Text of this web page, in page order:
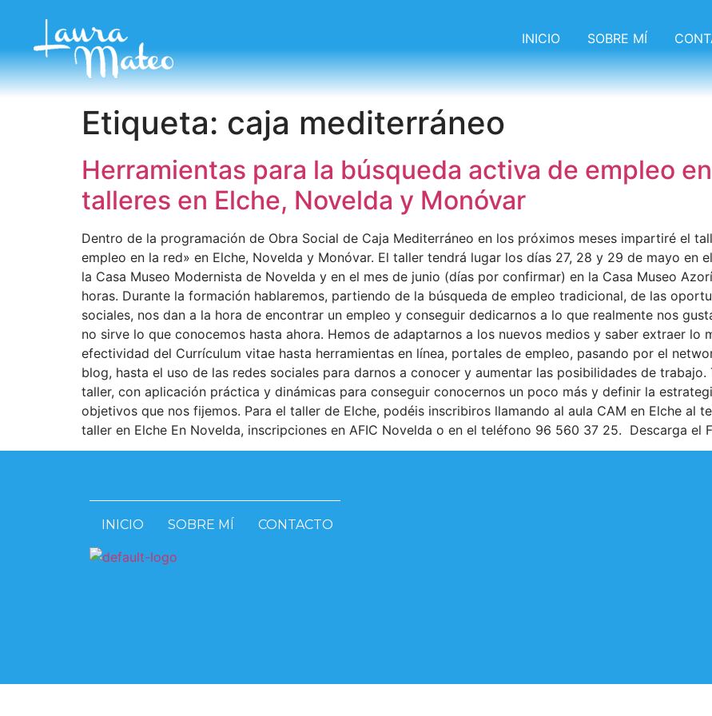
INICIO SOBRE MÍ
Etiqueta: caja mediterráneo
Herramientas para la búsqueda activa de empleo
talleres en Elche, Novelda y Monóvar
Dentro de la programación de Obra Social de Caja Mediterráneo en los próximos meses impartiré el
empleo en la red» en Elche, Novelda y Monóvar. El taller tendrá lugar los días 27, 28 y 29 de mayo en
la Casa Museo Modernista de Novelda y en el mes de junio (días por confirmar) en la Casa Museo
horas. Durante la formación hablaremos, partiendo de la búsqueda de empleo tradicional, de las
sociales, nos dan a la hora de encontrar un empleo y conseguir dedicarnos a lo que realmente nos
no sirve lo que conocemos hasta ahora. Hemos de adaptarnos a los nuevos medios y saber extraer lo
efectividad del Currículum vitae hasta herramientas en línea, portales de empleo, pasando por el
blog, hasta el uso de las redes sociales para darnos a conocer y aumentar las posibilidades de
taller, con aplicación práctica y dinámicas para conseguir conocernos un poco más y definir la
objetivos que nos fijemos. Para el taller de Elche, podéis inscribiros llamando al aula CAM en Elche
taller en Elche En Novelda, inscripciones en AFIC Novelda o en el teléfono 96 560 37 25. Descarga el
INICIO SOBRE MÍ CONTACTO